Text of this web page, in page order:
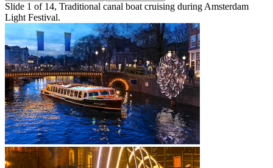
Slide 1 of 14, Traditional canal boat cruising during Amsterdam
Light Festival.